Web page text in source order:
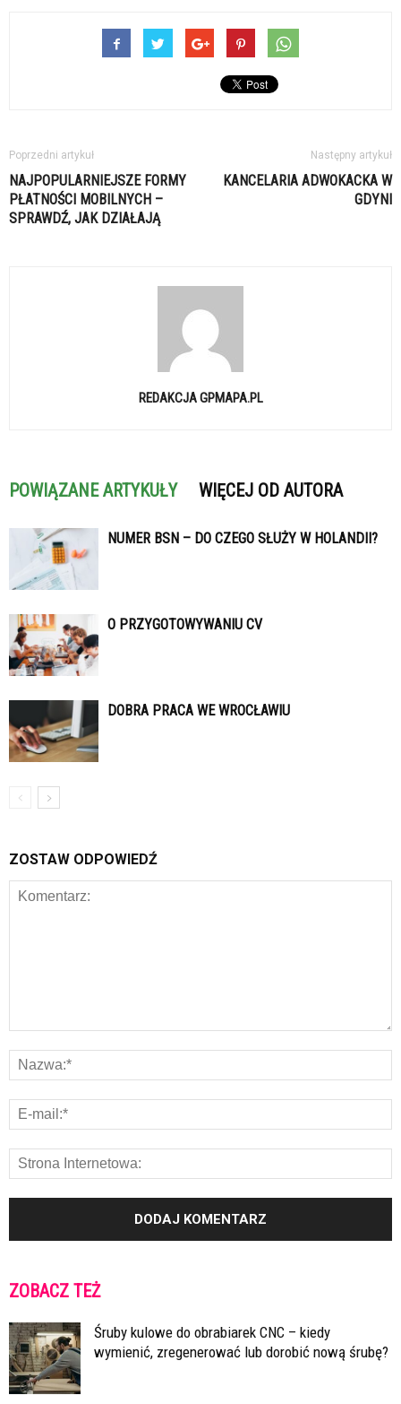
Poprzedni artykuł
NAJPOPULARNIEJSZE FORMY
PŁATNOŚCI MOBILNYCH –
SPRAWDŹ, JAK DZIAŁAJĄ
Następny artykuł
KANCELARIA ADWOKACKA W
GDYNI
REDAKCJA GPMAPA.PL
POWIĄZANE ARTYKUŁY WIĘCEJ OD AUTORA
NUMER BSN – DO CZEGO SŁUŻY W HOLANDII?
O PRZYGOTOWYWANIU CV
DOBRA PRACA WE WROCŁAWIU
ZOSTAW ODPOWIEDŹ
ZOBACZ TEŻ
Śruby kulowe do obrabiarek CNC – kiedy
wymienić, zregenerować lub dorobić nową śrubę?